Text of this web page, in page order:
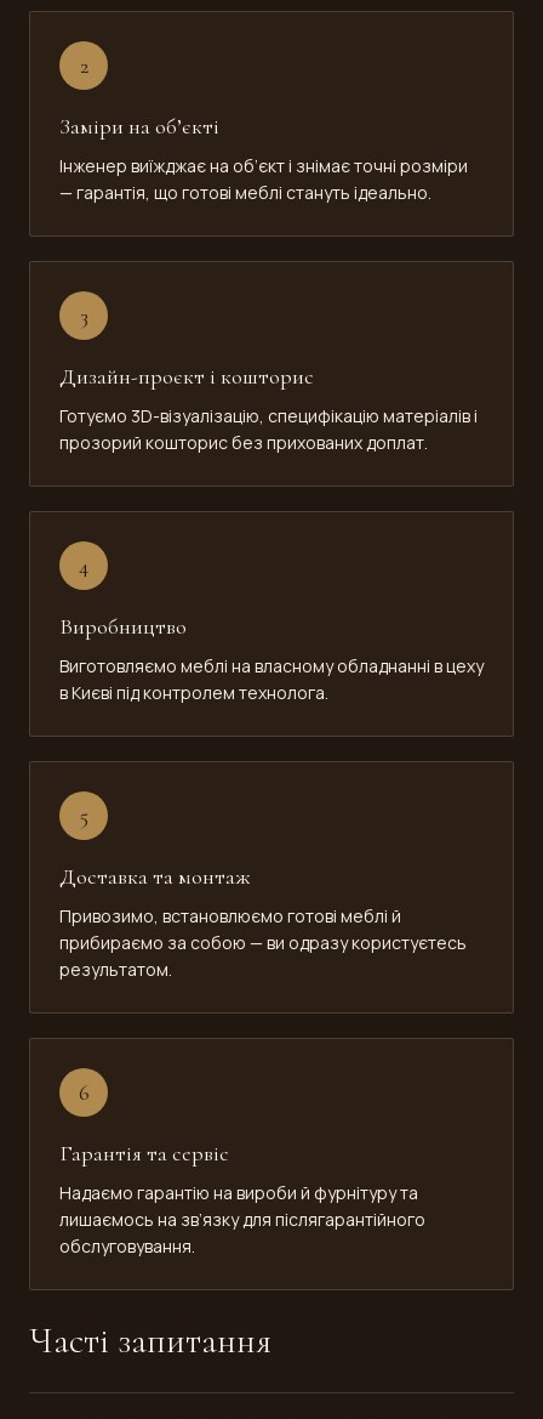
2
Заміри на об’єкті
Інженер виїжджає на об’єкт і знімає точні розміри
— гарантія, що готові меблі стануть ідеально.
3
Дизайн-проєкт і кошторис
Готуємо 3D-візуалізацію, специфікацію матеріалів і
прозорий кошторис без прихованих доплат.
4
Виробництво
Виготовляємо меблі на власному обладнанні в цеху
в Києві під контролем технолога.
5
Доставка та монтаж
Привозимо, встановлюємо готові меблі й
прибираємо за собою — ви одразу користуєтесь
результатом.
6
Гарантія та сервіс
Надаємо гарантію на вироби й фурнітуру та
лишаємось на зв’язку для післягарантійного
обслуговування.
Часті запитання